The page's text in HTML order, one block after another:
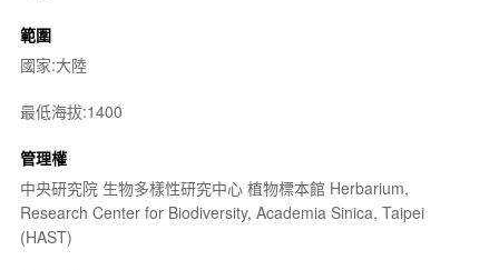
範圍
國家:大陸
最低海拔:1400
管理權
中央研究院 生物多樣性研究中心 植物標本館 Herbarium,
Research Center for Biodiversity, Academia Sinica, Taipei
(HAST)